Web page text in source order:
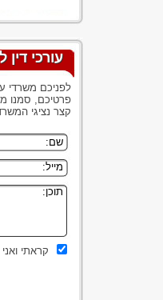
עורכי דין
לפניכם משרדי
פרטיכם, סמנו
קצר נציגי
קראתי